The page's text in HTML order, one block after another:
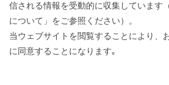
信される情報を受動的に収集しています
について」をご参照ください）。
当ウェブサイトを閲覧することにより、
に同意することになります｡